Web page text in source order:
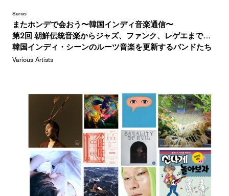
Series
またホンデで会おう〜韓国インディ音楽通信〜
第2回 朝鮮伝統音楽からジャズ、ファンク、レゲエまで…
韓国インディ・シーンのルーツ音楽を更新するバンドたち
Various Artists